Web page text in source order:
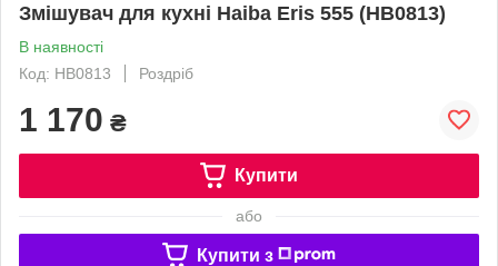
Змішувач для кухні Haiba Eris 555 (HB0813)
В наявності
Код: HB0813
Роздріб
1 170 ₴
Купити
або
Купити з